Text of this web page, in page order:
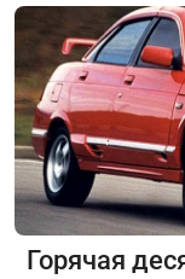
Горячая